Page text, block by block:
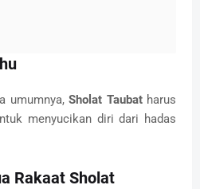
umumnya,Sholat Taubatharus
menyucikan diri dari hadas
Rakaat Sholat